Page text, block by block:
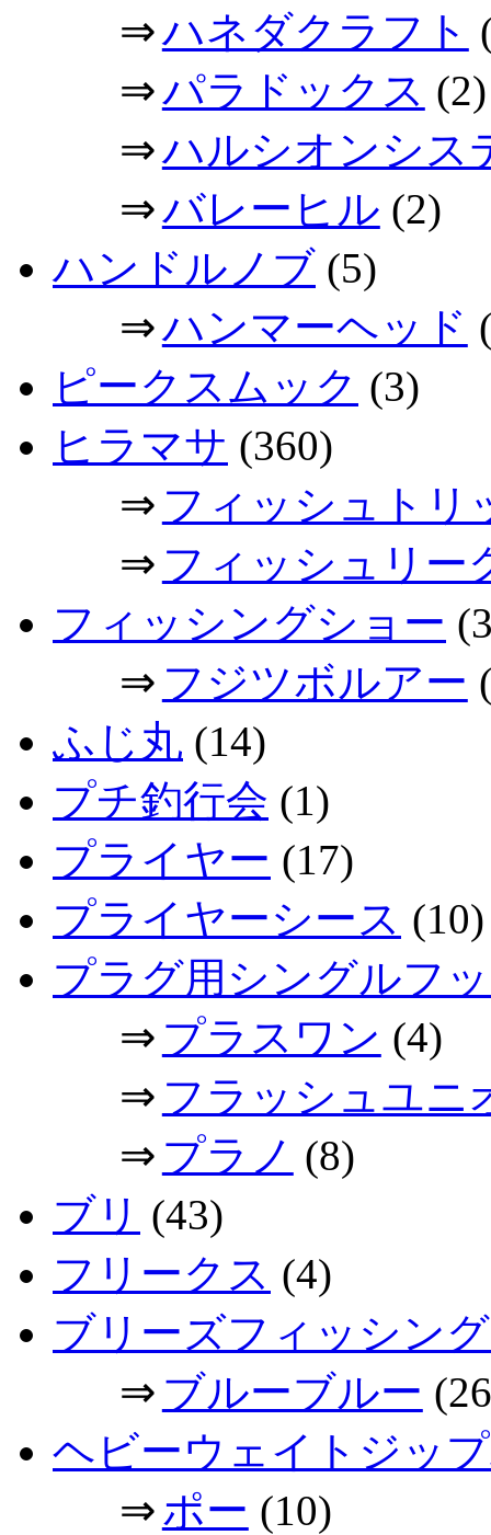
⇒ハネダクラフト
⇒パラドックス (2)
⇒ハルシオンシス
⇒バレーヒル (2)
ハンドルノブ (5)
⇒ハンマーヘッド
ピークスムック (3)
ヒラマサ (360)
⇒ フィッシュトリ
⇒ フィッシュリー
フィッシングショー
⇒ フジツボルアー
ふじ丸 (14)
プチ釣行会 (1)
プライヤー (17)
プライヤーシース (10)
プラグ用シングルフ
⇒ プラスワン (4)
⇒ フラッシュユニ
⇒ プラノ (8)
ブリ (43)
フリークス (4)
ブリーズフィッシン
⇒ ブルーブルー
ヘビーウェイトジッ
⇒ポー (10)